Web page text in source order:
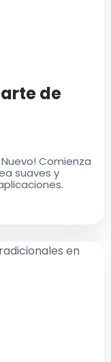
de
Comienza
suaves y